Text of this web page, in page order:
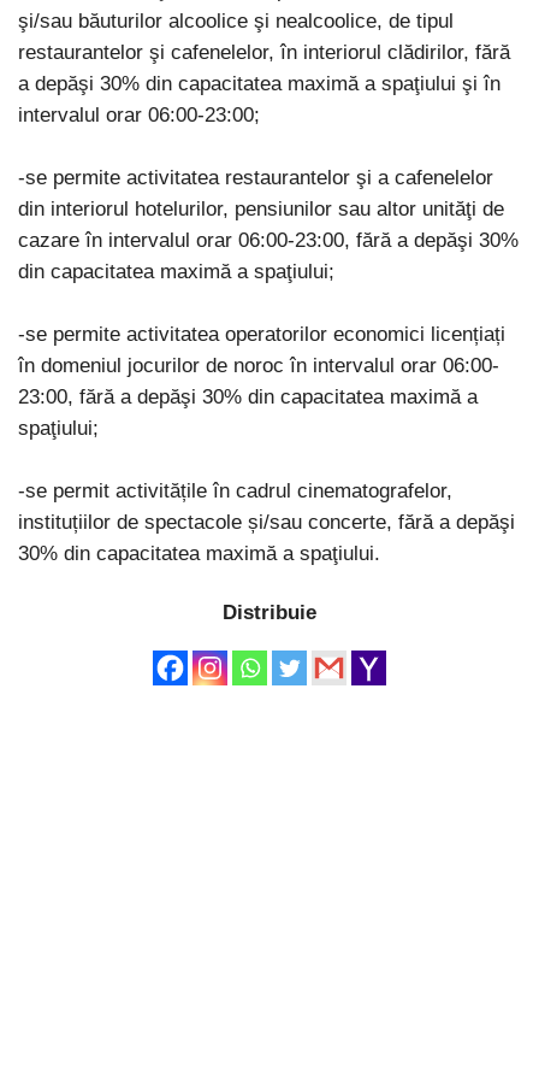
şi/sau băuturilor alcoolice şi nealcoolice, de tipul
restaurantelor şi cafenelelor, în interiorul clădirilor, fără
a depăşi 30% din capacitatea maximă a spaţiului şi în
intervalul orar 06:00-23:00;
-se permite activitatea restaurantelor şi a cafenelelor
din interiorul hotelurilor, pensiunilor sau altor unităţi de
cazare în intervalul orar 06:00-23:00, fără a depăşi 30%
din capacitatea maximă a spaţiului;
-se permite activitatea operatorilor economici licențiați
în domeniul jocurilor de noroc în intervalul orar 06:00-
23:00, fără a depăşi 30% din capacitatea maximă a
spaţiului;
-se permit activitățile în cadrul cinematografelor,
instituțiilor de spectacole și/sau concerte, fără a depăşi
30% din capacitatea maximă a spaţiului.
Distribuie